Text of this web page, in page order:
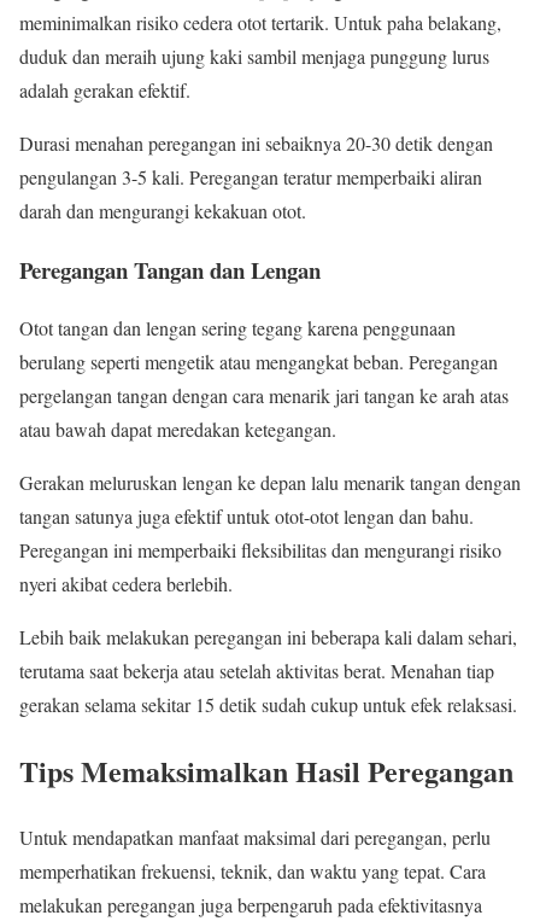
meminimalkan risiko cedera otot tertarik. Untuk paha belakang,
duduk dan meraih ujung kaki sambil menjaga punggung lurus
adalah gerakan efektif.
Durasi menahan peregangan ini sebaiknya 20-30 detik dengan
pengulangan 3-5 kali. Peregangan teratur memperbaiki aliran
darah dan mengurangi kekakuan otot.
Peregangan Tangan dan Lengan
Otot tangan dan lengan sering tegang karena penggunaan
berulang seperti mengetik atau mengangkat beban. Peregangan
pergelangan tangan dengan cara menarik jari tangan ke arah atas
atau bawah dapat meredakan ketegangan.
Gerakan meluruskan lengan ke depan lalu menarik tangan dengan
tangan satunya juga efektif untuk otot-otot lengan dan bahu.
Peregangan ini memperbaiki fleksibilitas dan mengurangi risiko
nyeri akibat cedera berlebih.
Lebih baik melakukan peregangan ini beberapa kali dalam sehari,
terutama saat bekerja atau setelah aktivitas berat. Menahan tiap
gerakan selama sekitar 15 detik sudah cukup untuk efek relaksasi.
Tips Memaksimalkan Hasil Peregangan
Untuk mendapatkan manfaat maksimal dari peregangan, perlu
memperhatikan frekuensi, teknik, dan waktu yang tepat. Cara
melakukan peregangan juga berpengaruh pada efektivitasnya